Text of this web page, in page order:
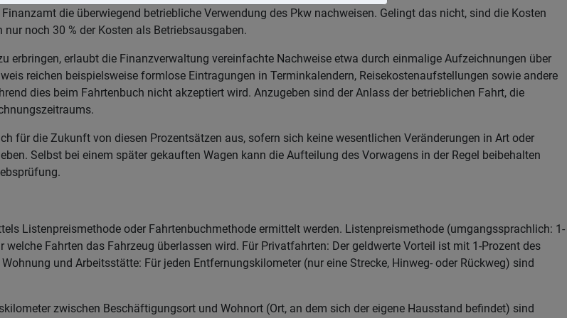
die überwiegend betriebliche Verwendung des Pkw nachweisen. Gelingt das nicht, sind die Kosten
noch 30 % der Kosten als Betriebsausgaben.
erbringen, erlaubt die Finanzverwaltung vereinfachte Nachweise etwa durch einmalige Aufzeichnungen über
reichen beispielsweise formlose Eintragungen in Terminkalendern, Reisekostenaufstellungen sowie andere
dies beim Fahrtenbuch nicht akzeptiert wird. Anzugeben sind der Anlass der betrieblichen Fahrt, die
für die Zukunft von diesen Prozentsätzen aus, sofern sich keine wesentlichen Veränderungen in Art oder
Selbst bei einem später gekauften Wagen kann die Aufteilung des Vorwagens in der Regel beibehalten
Listenpreismethode oder Fahrtenbuchmethode ermittelt werden. Listenpreismethode (umgangssprachlich: 1-
Fahrten das Fahrzeug überlassen wird. Für Privatfahrten: Der geldwerte Vorteil ist mit 1-Prozent des
und Arbeitsstätte: Für jeden Entfernungskilometer (nur eine Strecke, Hinweg- oder Rückweg) sind
zwischen Beschäftigungsort und Wohnort (Ort, an dem sich der eigene Hausstand befindet) sind